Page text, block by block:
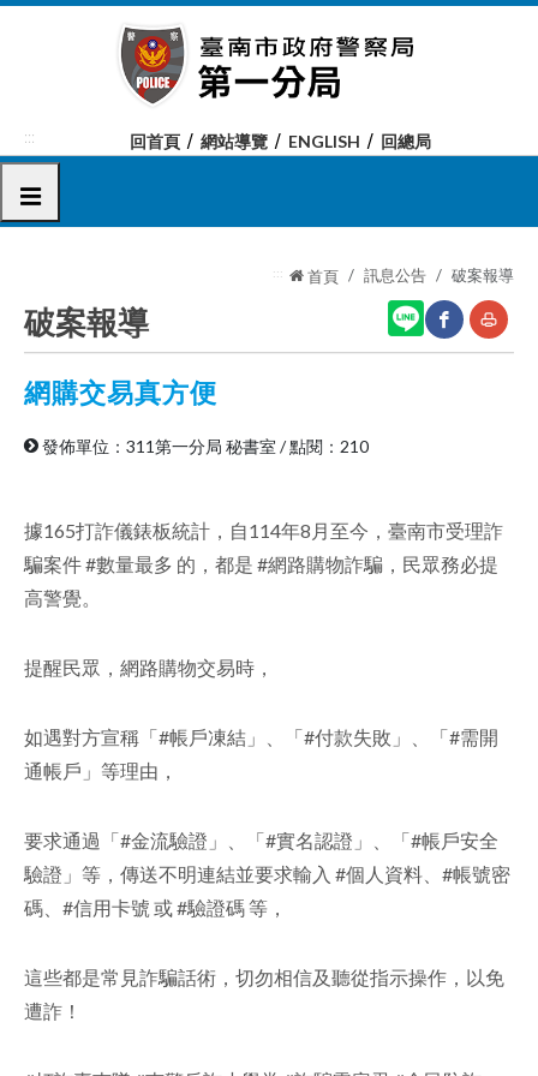
跳
容
塊
::: 回首頁 網站導覽 ENGLISH 回總局
選單
::: 首頁 訊息公告 破案報導
破案報導
至
facebook
網購交易真方便
發佈單位：311第一分局 秘書室 /點閱：210
據165打詐儀錶板統計，自114年8月至今，臺南市受理詐
騙案件 #數量最多 的，都是 #網路購物詐騙，民眾務必提
高警覺。
提醒民眾，網路購物交易時，
如遇對方宣稱「#帳戶凍結」、「#付款失敗」、「#需開
通帳戶」等理由，
要求通過「#金流驗證」、「#實名認證」、「#帳戶安全
驗證」等，傳送不明連結並要求輸入 #個人資料、#帳號密
碼、#信用卡號 或 #驗證碼 等，
這些都是常見詐騙話術，切勿相信及聽從指示操作，以免
遭詐！